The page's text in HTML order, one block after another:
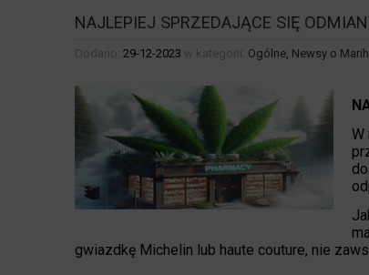
NAJLEPIEJ SPRZEDAJĄCE SIĘ
Dodano: 29-12-2023 w kategorii: Ogólne, Newsy o
W
gwiazdkę Michelin lub haute couture, nie